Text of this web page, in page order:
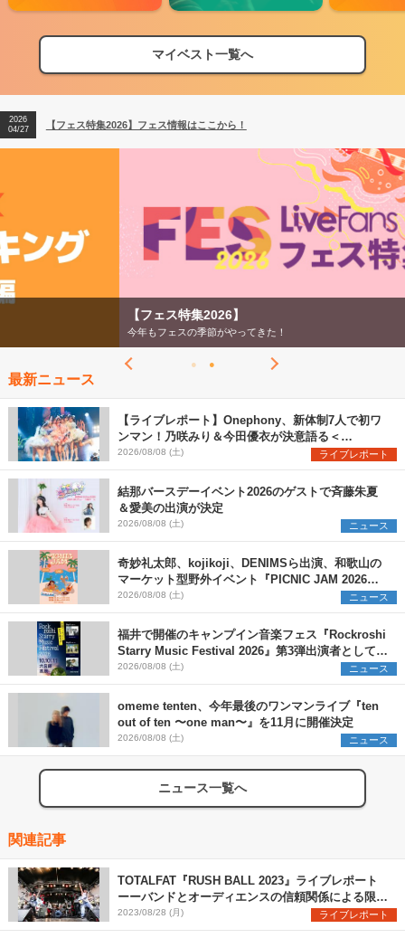
マイベスト一覧へ
【フェス特集2026】フェス情報はここから！
【ライブ動員ランキング】2026年上半期編発表！
2026
04/27
【フェス特集2026】フェス情報はここから！
2026
【ライブ動員ランキング】2026年上半期編発表！
今年もフェスの季節がやってきた！
最新ニュース
【ライブレポート】Onephony、新体制7人で初ワ
ンマン！乃咲みり＆今田優衣が決意語る＜
Onephony新体制1st Oneman Live はじまりの夏
＞
2026/08/08 (土) ライブレポート
結那バースデーイベント2026のゲストで斉藤朱夏
＆愛美の出演が決定
2026/08/08 (土) ニュース
奇妙礼太郎、kojikoji、DENIMSら出演、和歌山の
マーケット型野外イベント『PICNIC JAM 2026』
早割チケット発売開始
2026/08/08 (土) ニュース
福井で開催のキャンプイン音楽フェス『Rockroshi
Starry Music Festival 2026』第3弾出演者として
SCOOBIE DO、かりゆし58、Reiを発表
2026/08/08 (土) ニュース
omeme tenten、今年最後のワンマンライブ『ten
out of ten 〜one man〜』を11月に開催決定
2026/08/08 (土) ニュース
ニュース一覧へ
関連記事
TOTALFAT『RUSH BALL 2023』ライブレポート
ーーバンドとオーディエンスの信頼関係による限界
突破と灼熱アクト
2023/08/28 (月) ライブレポート